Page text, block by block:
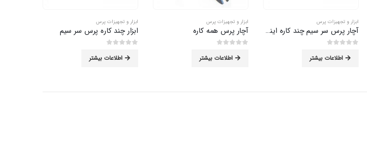
ابزار و تجهیزات پرس
آچار پرس سر سیم چند کاره اینکو
اطلاعات بیشتر
ابزار و تجهیزات پرس
آچار پرس همه کاره
اطلاعات بیشتر
ابزار و تجهیزات پرس
ابزار چند کاره پرس سر سیم
اطلاعات بیشتر